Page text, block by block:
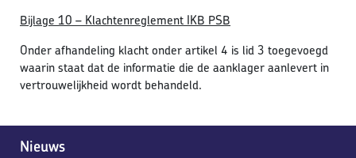
Nieuws
Bijlage 10 – Klachtenreglement IKB PSB
Onder afhandeling klacht onder artikel 4 is lid 3 toegevoegd
waarin staat dat de informatie die de aanklager aanlevert in
vertrouwelijkheid wordt behandeld.